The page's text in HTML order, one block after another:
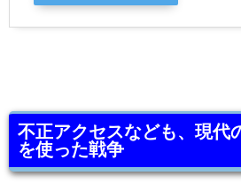
不正アクセスなども、現代
を使った戦争